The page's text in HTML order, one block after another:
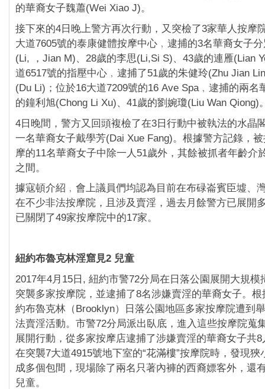
的華裔女子魏蕭(Wei Xiao J)。
接下來的4日晚上警方再次行動，又突檢了3家華人按摩
大道7605號的泰康健體按摩中心﹐逮捕的3名華裔女子
(Li, ，Jian M)、28歲的李思(Li,Si S)、43歲的連雁(Lian
道6517號的指壓中心﹐逮捕了51歲的朱健玲(Zhu Jian
(Du Li)；位於16大道7209號的16 Ave Spa﹐逮捕的兩名
的鐘利旭(Chong Li Xu)、41歲的劉婉瓊(Liu Wan Qiong)
4日晚間，警方又回頭複檢了在3日行動中被執法的水晶
一名華裔女子戴學芳(Dai Xue Fang)。根據警方記錄，
摩的11名華裔女子中除一人51歲外，其餘被抓者年齡介
之間。
據寇頓介紹﹐會上議員們均認為目前在布碌崙賓臣墟、
在不少非法按摩院，且涉及賣淫，過去月餘警方已展開
已關閉了49家按摩院中的17家。
紐約布魯克林淫窟見2 兒童
2017年4月15日, 紐約市警72分局在日落公園展開大規模
突襲多家按摩院，並逮捕了8名涉嫌賣淫的華裔女子。
約布魯克林（Brooklyn）日落公園地區多家按摩院遭到
法賣淫活動。市警72分局派出臥底，進入這些按摩院蒐
展開行動，從多家按摩店逮捕了涉嫌賣淫的華裔女子共
在突襲7大道4915號地下室的“花滿樓”按摩院時，發現狹
成多個包間，現場除了兩名只著內褲的西裔嫖客外，還
兒童。